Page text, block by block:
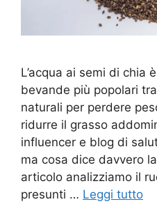
L’acqua ai semi di chia
bevande più popolari
naturali per perdere
ridurre il grasso
influencer e blog di
ma cosa dice davvero
articolo analizziamo il
presunti … Leggi tutto